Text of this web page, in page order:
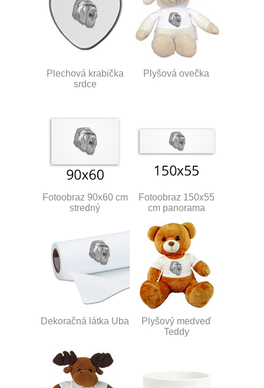
Plechová krabička
srdce
Plyšová ovečka
Fotoobraz 90x60 cm
stredný
Fotoobraz 150x55
cm panorama
Dekoračná látka Uba
Plyšový medveď
Teddy